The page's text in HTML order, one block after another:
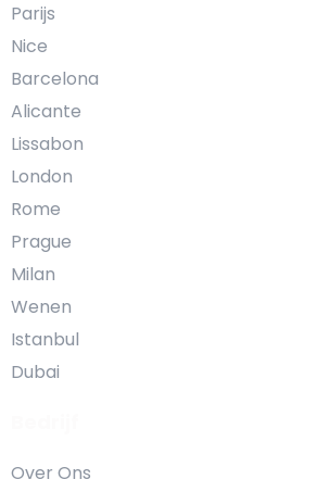
Over Ons
Parijs
Nice
Barcelona
Alicante
Lissabon
London
Rome
Prague
Milan
Wenen
Istanbul
Dubai